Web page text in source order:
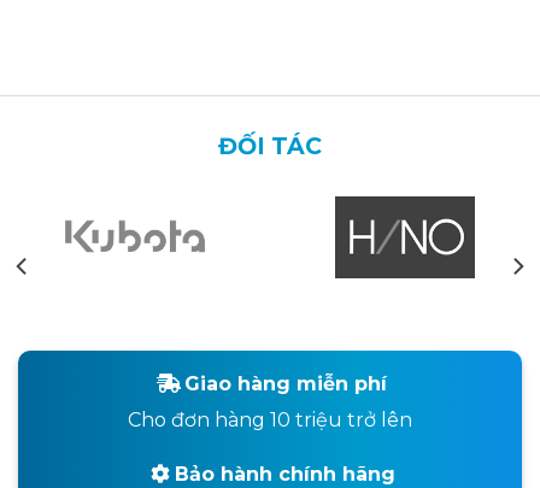
ĐỐI TÁC
Giao hàng miễn phí
Cho đơn hàng 10 triệu trở lên
Bảo hành chính hãng